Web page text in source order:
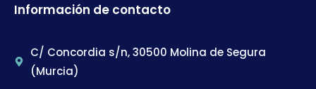
Información de contacto
C/ Concordia s/n, 30500 Molina de Segura
(Murcia)